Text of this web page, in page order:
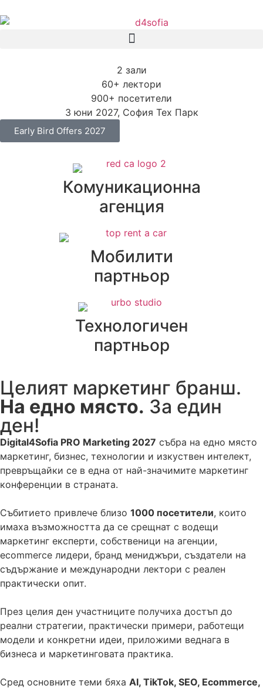
2 зали
60+ лектори
900+ посетители
3 юни 2027, София Тех Парк
Early Bird Offers 2027
Комуникационна
агенция
Мобилити
партньор
Технологичен
партньор
Целият маркетинг бранш.
На едно място. За един
ден!
Digital4Sofia PRO Marketing 2027 събра на едно място
маркетинг, бизнес, технологии и изкуствен интелект,
превръщайки се в една от най-значимите маркетинг
конференции в страната.
Събитието привлече близо 1000 посетители, които
имаха възможността да се срещнат с водещи
маркетинг експерти, собственици на агенции,
ecommerce лидери, бранд мениджъри, създатели на
съдържание и международни лектори с реален
практически опит.
През целия ден участниците получиха достъп до
реални стратегии, практически примери, работещи
модели и конкретни идеи, приложими веднага в
бизнеса и маркетинговата практика.
Сред основните теми бяха AI, TikTok, SEO, Ecommerce,